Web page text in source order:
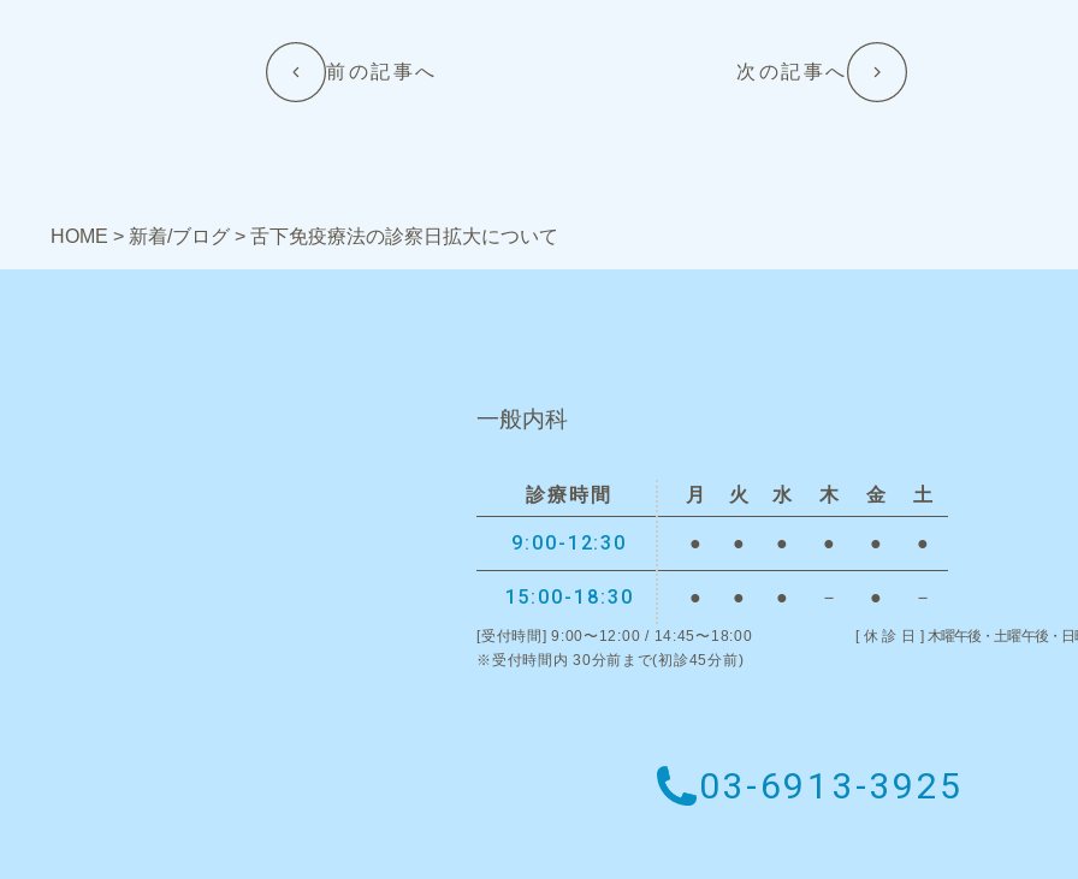
前の記事へ 次の記事へ
HOME > 新着/ブログ > 舌下免疫療法の診察日拡大について
一般内科
診療時間 月 火 水 木 金 土
9:00-12:30 ● ● ● ● ● ●
15:00-18:30 ● ● ● － ● －
[受付時間]9:00〜12:00 / 14:45〜18:00
※受付時間内 30分前まで(初診45分前)
[休診日]木曜午後・土曜午後・日
03-6913-3925